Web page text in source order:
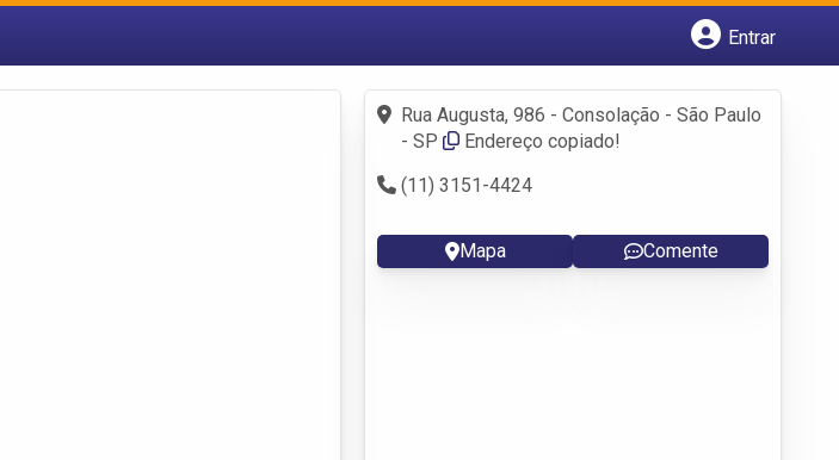
Entrar
Fazer login
Criar conta
Rua Augusta, 986 - Consolação - São Paulo
- SP
Endereço copiado!
(11) 3151-4424
Mapa Comente